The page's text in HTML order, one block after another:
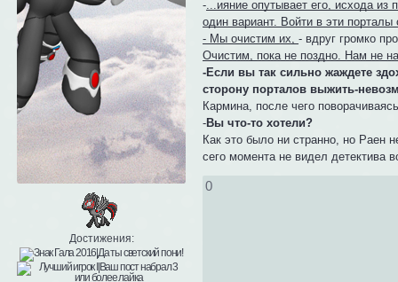
Достижения:
-...ияние опутывает его, исхода
один вариант. Войти в эти
- Мы очистим их,- вдруг громко
Очистим, пока не поздно. Нам не
-Если вы так сильно жаждете
сторону порталов выжить-
Кармина, после чего
-Вы что-то хотели?
Как это было ни странно, но Раен
сего момента не видел детектива
0